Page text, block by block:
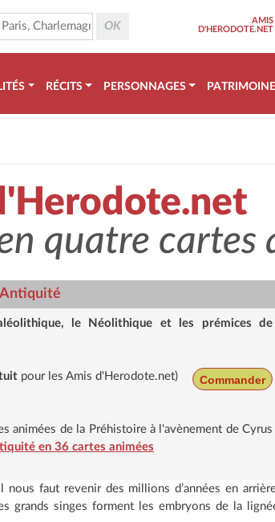
AMIS
D'HERODOTE.NET
RÉCITS PERSONNAGES PATRIMOINE
quatre cartes
le Néolithique et les prémices de
pour les Amis d'Herodote.net) Commander
animées de la Préhistoire à l'avènement de Cyrus
en 36 cartes animées
faut revenir des millions d’années en
grands singes forment les embryons de la